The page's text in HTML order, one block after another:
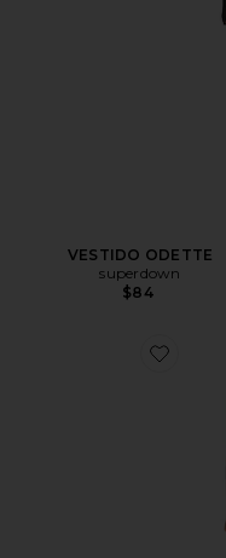
VESTIDO ODETTE
superdown
$84